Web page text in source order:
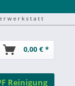
0,00 € *
Reinigung